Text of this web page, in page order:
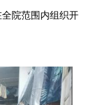
院范围内组织开